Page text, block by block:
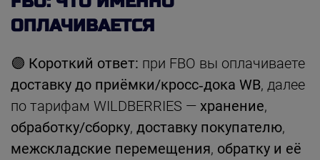
ОПЛАЧИВАЕТСЯ
🟣 Короткий ответ: при FBO вы оплачиваете
доставку до приёмки/кросс‑дока WB, далее
по тарифам WILDBERRIES — хранение,
обработку/сборку, доставку покупателю,
межскладские перемещения, обратку и её